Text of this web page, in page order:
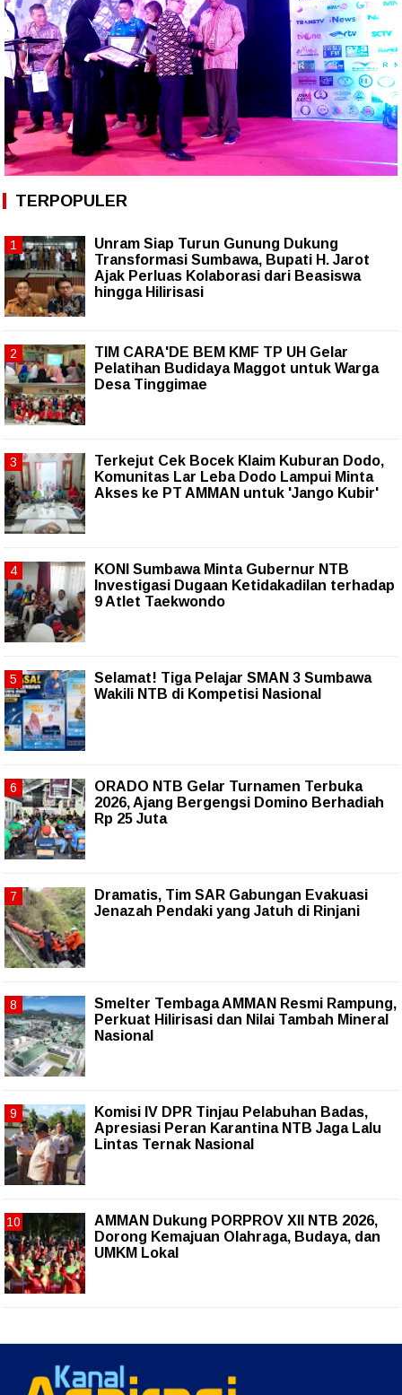
TERPOPULER
Unram Siap Turun Gunung Dukung
Transformasi Sumbawa, Bupati H. Jarot
Ajak Perluas Kolaborasi dari Beasiswa
hingga Hilirisasi
TIM CARA'DE BEM KMF TP UH Gelar
Pelatihan Budidaya Maggot untuk Warga
Desa Tinggimae
Terkejut Cek Bocek Klaim Kuburan Dodo,
Komunitas Lar Leba Dodo Lampui Minta
Akses ke PT AMMAN untuk 'Jango Kubir'
KONI Sumbawa Minta Gubernur NTB
Investigasi Dugaan Ketidakadilan terhadap
9 Atlet Taekwondo
Selamat! Tiga Pelajar SMAN 3 Sumbawa
Wakili NTB di Kompetisi Nasional
ORADO NTB Gelar Turnamen Terbuka
2026, Ajang Bergengsi Domino Berhadiah
Rp 25 Juta
Dramatis, Tim SAR Gabungan Evakuasi
Jenazah Pendaki yang Jatuh di Rinjani
Smelter Tembaga AMMAN Resmi Rampung,
Perkuat Hilirisasi dan Nilai Tambah Mineral
Nasional
Komisi IV DPR Tinjau Pelabuhan Badas,
Apresiasi Peran Karantina NTB Jaga Lalu
Lintas Ternak Nasional
AMMAN Dukung PORPROV XII NTB 2026,
Dorong Kemajuan Olahraga, Budaya, dan
UMKM Lokal